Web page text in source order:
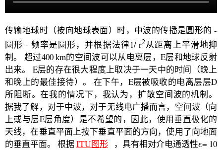
传输地球时（按向地球表面）时，中波的传播是圆形的 -
圆形 - 频率是圆形，并根据法律1/ r2从距离上平滑地抑
制。 超过400 km的空间波可以从电离层，E层和地球反射
出来。 E层的存在很大程度上取决于一天中的时间（晚上
和晚上的最佳接待）。 在下午，E层被吸收的电离层层D
所阻断。在我的情况下，我认为，扩散空间波的机制。
据我了解，对于中波，对于无线电广播而言，空间波（向
上或与层E层角度）是不希望的，因此，使用垂直极化的
天线，在垂直平面上按下垂直平面的方向，使用了向地面
的垂直平面。 根据ITU图形
，具有相对介电通透性ε= 10